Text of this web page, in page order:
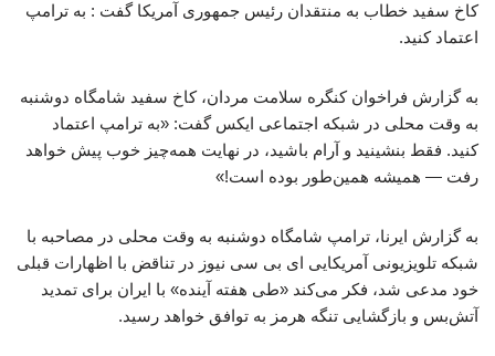
کاخ سفید خطاب به منتقدان رئیس جمهوری آمریکا گفت : به ترامپ
اعتماد کنید.
به گزارش فراخوان کنگره سلامت مردان، کاخ سفید شامگاه دوشنبه
به وقت محلی در شبکه اجتماعی ایکس گفت: «به ترامپ اعتماد
کنید. فقط بنشینید و آرام باشید، در نهایت همه‌چیز خوب پیش خواهد
رفت — همیشه همین‌طور بوده است!»
به گزارش ایرنا، ترامپ شامگاه دوشنبه به وقت محلی در مصاحبه با
شبکه تلویزیونی آمریکایی ای بی سی نیوز در تناقض با اظهارات قبلی
خود مدعی شد، فکر می‌کند «طی هفته آینده» با ایران برای تمدید
آتش‌بس و بازگشایی تنگه هرمز به توافق خواهد رسید.